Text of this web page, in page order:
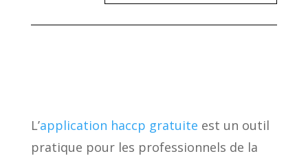
L’application haccp gratuite est un outil
pratique pour les professionnels de la